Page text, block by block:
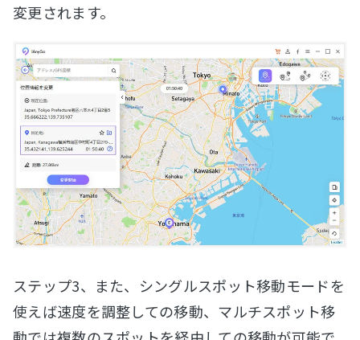
変更されます。
ステップ3、また、シングルスポット移動モードを
使えば速度を調整しての移動、マルチスポット移